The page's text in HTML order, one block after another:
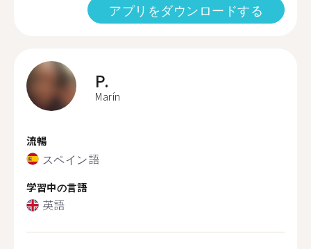
アプリをダウンロードする
P.
Marín
流暢
スペイン語
学習中の言語
英語